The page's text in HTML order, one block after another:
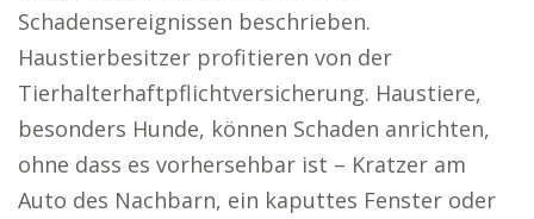
Schadensereignissen beschrieben.
Haustierbesitzer profitieren von der
Tierhalterhaftpflichtversicherung. Haustiere,
besonders Hunde, können Schaden anrichten,
ohne dass es vorhersehbar ist – Kratzer am
Auto des Nachbarn, ein kaputtes Fenster oder